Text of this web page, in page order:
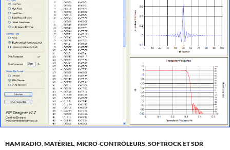
HAM RADIO,MATÉRIEL,MICRO-CONTRÔLEURS,SOFTROCK ET SDR